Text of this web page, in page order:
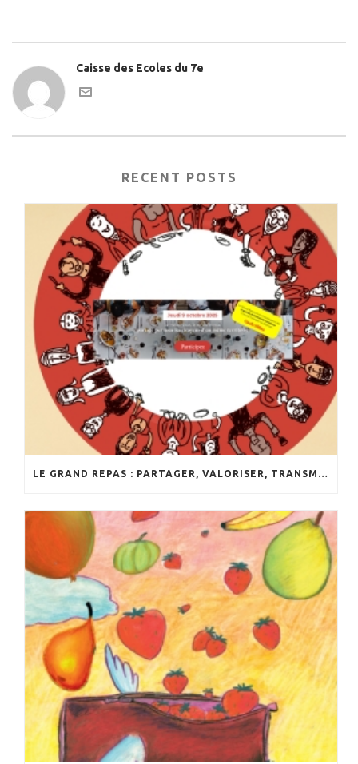
Caisse des Ecoles du 7e
RECENT POSTS
LE GRAND REPAS : PARTAGER, VALORISER, TRANSMETTRE